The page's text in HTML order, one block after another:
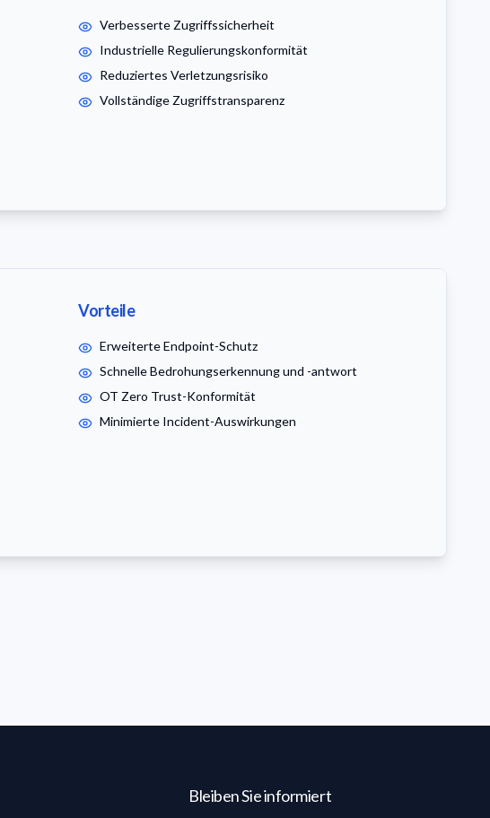
Verbesserte Zugriffssicherheit
Industrielle Regulierungskonformität
Reduziertes Verletzungsrisiko
Vollständige Zugriffstransparenz
Vorteile
Erweiterte Endpoint-Schutz
Schnelle Bedrohungserkennung und -antwort
OT Zero Trust-Konformität
Minimierte Incident-Auswirkungen
Bleiben Sie informiert